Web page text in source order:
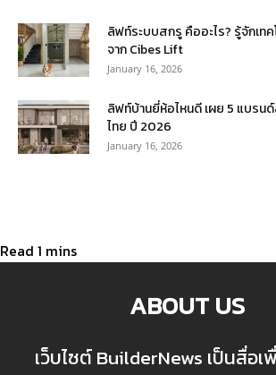
ลิฟท์ระบบสกรู คืออะไร? รู้จักเท
จาก Cibes Lift
January 16, 2026
ลิฟท์บ้านยี่ห้อไหนดี เผย 5 แบรน
ไทย ปี 2026
January 16, 2026
ABOUT US
เว็บไซต์ BuilderNews เป็นสื่อเ